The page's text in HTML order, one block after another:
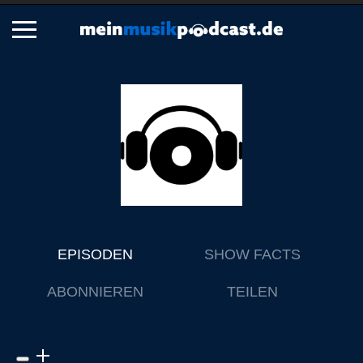
Musik
EPISODEN SHOW FACTS
ABONNIEREN TEILEN